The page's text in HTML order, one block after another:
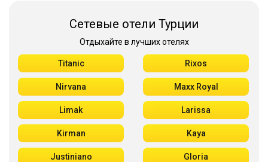
Сетевые отели Турции
Отдыхайте в лучших отелях
Titanic Rixos
Nirvana Maxx Royal
Limak Larissa
Kirman Kaya
Justiniano Gloria